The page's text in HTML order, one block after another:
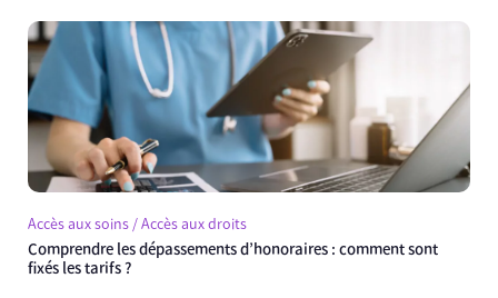
Accès aux soins / Accès aux droits
Comprendre les dépassements d’honoraires : comment sont
fixés les tarifs ?